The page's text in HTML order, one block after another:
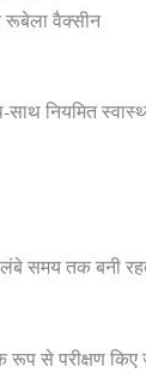
रूबेला वैक्सीन
नियमित
लंबे समय तक बनी
से परीक्षण किए